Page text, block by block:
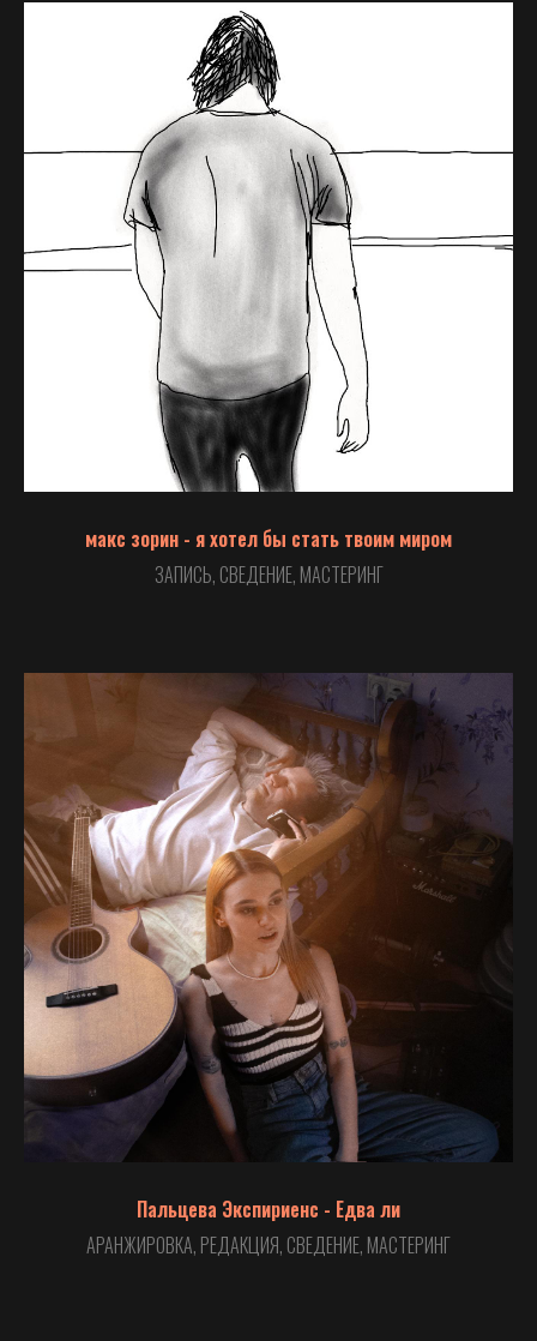
макс зорин - я хотел бы стать твоим миром
ЗАПИСЬ, СВЕДЕНИЕ, МАСТЕРИНГ
Пальцева Экспириенс - Едва ли
АРАНЖИРОВКА, РЕДАКЦИЯ, СВЕДЕНИЕ, МАСТЕРИНГ